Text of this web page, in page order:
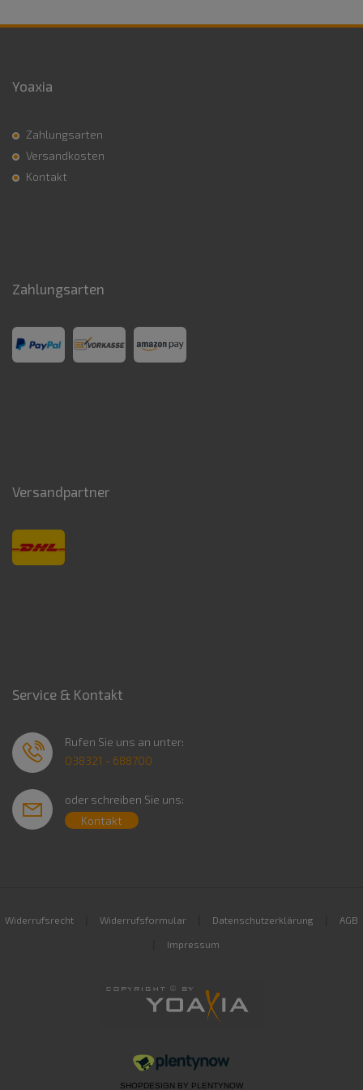
Yoaxia
Zahlungsarten
Versandkosten
Kontakt
Zahlungsarten
Versandpartner
Service & Kontakt
Rufen Sie uns an unter:
038321 - 688700
oder schreiben Sie uns:
Kontakt
Widerrufsrecht Widerrufsformular Datenschutzerklärung AGB
Impressum
SHOPDESIGN BY PLENTYNOW